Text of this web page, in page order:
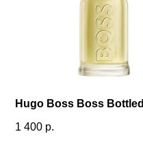
Hugo Boss Boss Bottled
1 400 р.